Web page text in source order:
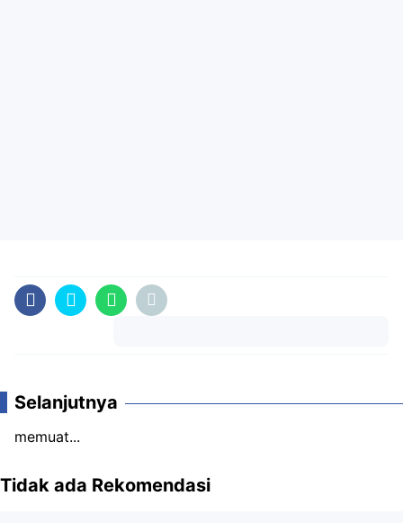
Selanjutnya
memuat...
Tidak ada Rekomendasi